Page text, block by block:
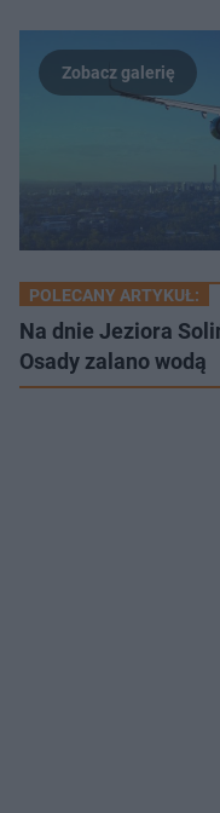
POLECANY ARTYKUŁ:
Na dnie Jeziora
Osady zalano wodą